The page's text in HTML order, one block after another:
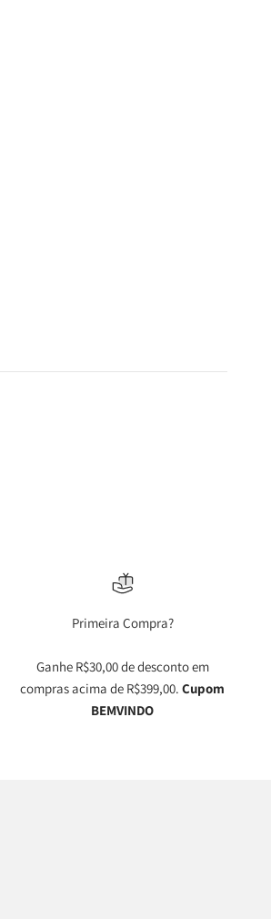
Primeira Compra?
Ganhe R$30,00 de desconto em
compras acima de R$399,00.Cupom
BEMVINDO